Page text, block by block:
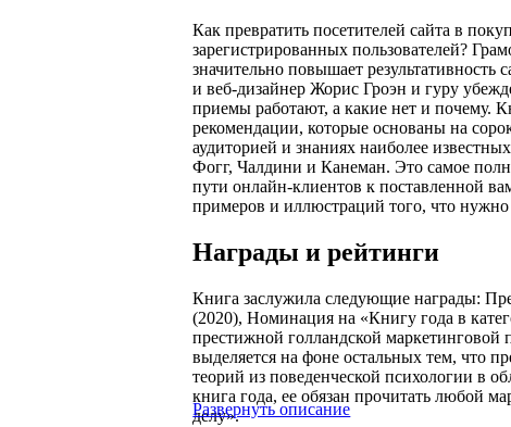
Как превратить посетителей сайта в
зарегистрированных пользователей?
значительно повышает
и веб-дизайнер Жорис Гроэн и гуру
приемы работают, а какие нет и почему.
рекомендации, которые основаны на
аудиторией и знаниях наиболее
Фогг, Чалдини и Канеман. Это самое
пути онлайн-клиентов к поставленной
примеров и иллюстраций того, что нужно
Награды и рейтинги
Книга заслужила следующие награды:
(2020), Номинация на «Книгу года в
престижной голландской маркетинговой
выделяется на фоне остальных тем, что
теорий из поведенческой психологии в
книга года, ее обязан прочитать любой
делу».
Развернуть описание